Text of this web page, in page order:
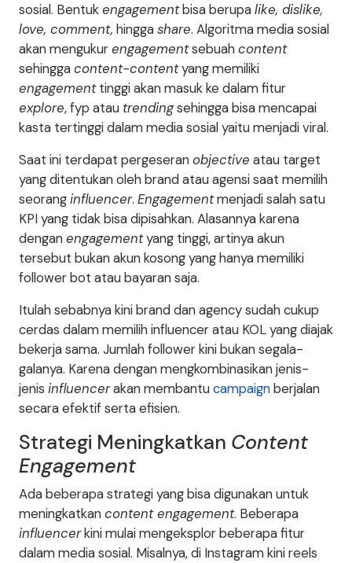
sosial. Bentukengagementbisa berupalike, dislike,
love, comment, hinggashare. Algoritma media sosial
akan mengukurengagementsebuahcontent
sehinggacontent-contentyang memiliki
engagementtinggi akan masuk ke dalam fitur
explore, fyp atau trendingsehingga bisa mencapai
kasta tertinggi dalam media sosial yaitu menjadi viral.
Saat ini terdapat pergeseranobjective atau target
yang ditentukan oleh brand atau agensi saat memilih
seoranginfluencer. Engagementmenjadi salah satu
KPI yang tidak bisa dipisahkan. Alasannya karena
denganengagementyang tinggi, artinya akun
tersebut bukan akun kosong yang hanya memiliki
follower bot atau bayaran saja.
Itulah sebabnya kini brand dan agency sudah cukup
cerdas dalam memilih influencer atau KOL yang diajak
bekerja sama. Jumlah follower kini bukan segala-
galanya. Karena dengan mengkombinasikan jenis-
jenis influencerakan membantucampaignberjalan
secara efektif serta efisien.
Strategi Meningkatkan Content
Engagement
Ada beberapa strategi yang bisa digunakan untuk
meningkatkancontent engagement. Beberapa
influencerkini mulai mengeksplor beberapa fitur
dalam media sosial. Misalnya, di Instagram kini reels